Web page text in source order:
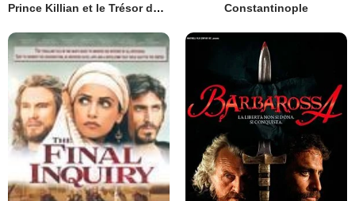
Prince Killian et le Trésor des Templiers Constantinople